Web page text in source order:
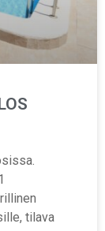
tilava